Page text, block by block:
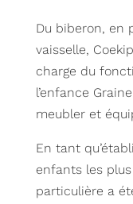
Du biberon, en
vaisselle,
charge du
l’enfance
meubler et
En tant
enfants les
particulière a